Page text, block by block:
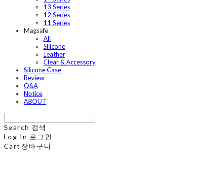
13 Series
12 Series
11 Series
Magsafe
All
Silicone
Leather
Clear & Accessory
Silicone Case
Review
Q&A
Notice
ABOUT
Search 검색
Log In 로그인
Cart 장바구니